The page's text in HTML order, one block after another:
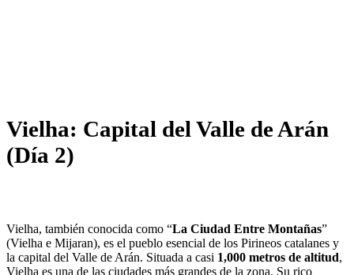
Vielha: Capital del Valle de Arán
(Día 2)
Vielha, también conocida como “La Ciudad Entre Montañas”
(Vielha e Mijaran), es el pueblo esencial de los Pirineos catalanes y
la capital del Valle de Arán. Situada a casi 1,000 metros de altitud,
Vielha es una de las ciudades más grandes de la zona. Su rico